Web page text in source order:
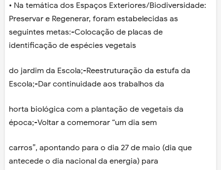
• Na temática dos Espaços Exteriores/Biodiversidade:
Preservar e Regenerar, foram estabelecidas as
seguintes metas:-Colocação de placas de
identificação de espécies vegetais
do jardim da Escola;-Reestruturação da estufa da
Escola;-Dar continuidade aos trabalhos da
horta biológica com a plantação de vegetais da
época;-Voltar a comemorar “um dia sem
carros”, apontando para o dia 27 de maio (dia que
antecede o dia nacional da energia) para